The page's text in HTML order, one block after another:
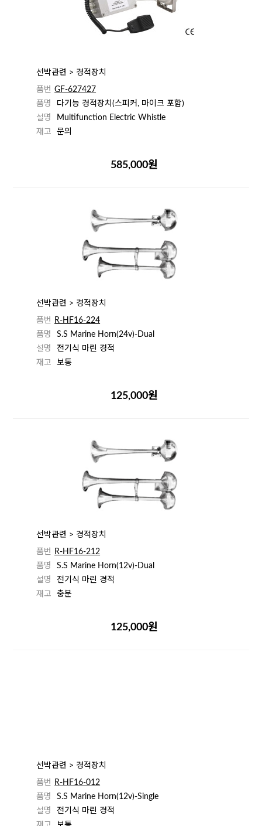
선박관련 > 경적장치
품번 GF-627427
품명
다기능 경적장치(스피커, 마이크 포함)
설명
Multifunction Electric Whistle
재고
문의
585,000원
선박관련 > 경적장치
품번
R-HF16-224
품명
S.S Marine Horn(24v)-Dual
설명
전기식 마린 경적
재고
보통
125,000원
선박관련 > 경적장치
품번
R-HF16-212
품명
S.S Marine Horn(12v)-Dual
설명
전기식 마린 경적
재고
충분
125,000원
선박관련 > 경적장치
품번
R-HF16-012
품명
S.S Marine Horn(12v)-Single
설명
전기식 마린 경적